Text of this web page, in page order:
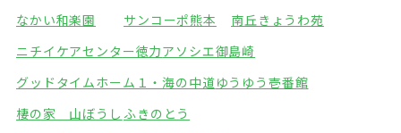
なかい和楽園 サンコーポ熊本
南丘きょうわ苑
ニチイケアセンター徳力アソシエ御島崎
グッドタイムホーム１・海の中道ゆうゆう壱番館
棲の家 山ぼうし ふきのとう